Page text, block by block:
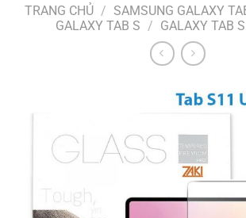
TRANG CHỦ / SAMSUNG GALAXY
GALAXY TAB S / GALAXY TAB